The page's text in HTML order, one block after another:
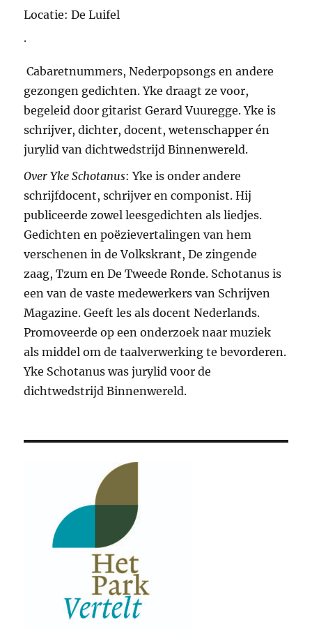
Locatie:De Luifel
.
Cabaretnummers, Nederpopsongs en andere
gezongen gedichten. Yke draagt ze voor,
begeleid door gitarist Gerard Vuuregge. Yke is
schrijver, dichter, docent, wetenschapper én
jurylid van dichtwedstrijd Binnenwereld.
Over Yke Schotanus:Yke is onder andere
schrijfdocent, schrijver en componist. Hij
publiceerde zowel leesgedichten als liedjes.
Gedichten en poëzievertalingen van hem
verschenen in de Volkskrant, De zingende
zaag, Tzum en De Tweede Ronde. Schotanus is
een van de vaste medewerkers van Schrijven
Magazine. Geeft les als docent Nederlands.
Promoveerde op een onderzoek naar muziek
als middel om de taalverwerking te bevorderen.
Yke Schotanus was jurylid voor de
dichtwedstrijd Binnenwereld.